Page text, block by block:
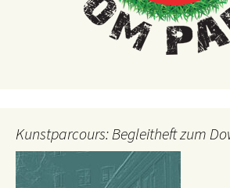
Kunstparcours: Begleitheft zum